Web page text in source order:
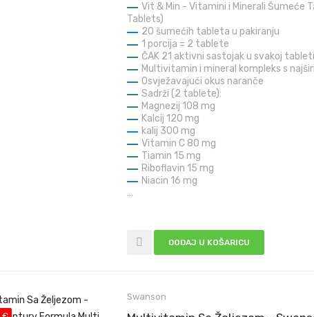
Vit & Min - Vitamini i Minerali Šumeće
Tablets)
20 šumećih tableta u pakiranju
1 porcija = 2 tablete
ČAK 21 aktivni sastojak u svakoj tableti
Multivitamin i mineral kompleks s
Osvježavajući okus naranče
Sadrži (2 tablete):
Magnezij 108 mg
Kalcij 120 mg
kalij 300 mg
Vitamin C 80 mg
Tiamin 15 mg
Riboflavin 15 mg
Niacin 16 mg
...
DODAJ U KOŠARICU
Swanson